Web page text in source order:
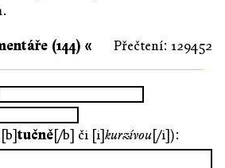
Přečtení: 129452
(144) «
tučně[/b] či [i]kurzívou[/i]):